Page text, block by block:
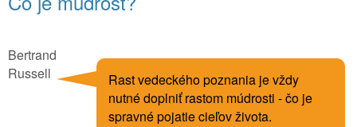
Bertrand
Russell
Rast vedeckého poznania je vždy
nutné doplniť rastom múdrosti - čo je
spravné pojatie cieľov života.